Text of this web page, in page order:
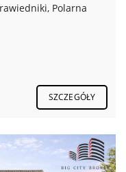
Polarna
SZCZEGÓŁY